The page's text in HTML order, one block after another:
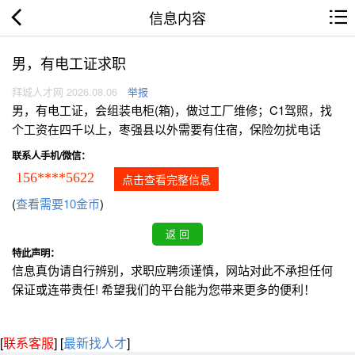
信息内容
男，有电工证求职
拜城人才网 2026.08.06 举报
男，有电工证，会组装电柜(箱)，做过工厂维修；C1驾照，找
个工资在四千以上，枣强县以外需要有住宿，保险勿扰电话
联系人手机/微信：
156****5622 点击查看完整信息
(查看需要10金币)
特此声明：
信息真伪请自行辨别，求职应聘须谨慎，网站对此不承担任何
保证或连带责任! 希望我们的平台能为您带来更多的便利！
[联系客服] [最新找人才]